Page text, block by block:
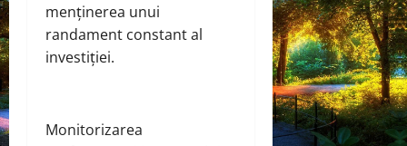
menținerea unui
randament constant al
investiției.
Monitorizarea